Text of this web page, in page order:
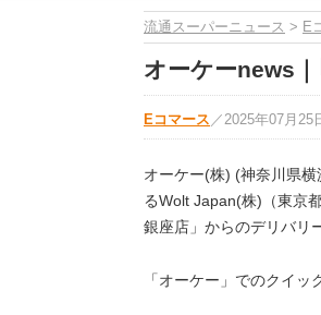
流通スーパーニュース > E
オーケーnews
Eコマース ／ 2025年07月25
オーケー(株) (神奈川県
るWolt Japan(株)（東京
銀座店」からのデリバリ
「オーケー」でのクイ